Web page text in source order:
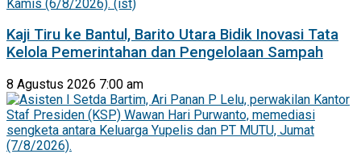
Kaji Tiru ke Bantul, Barito Utara Bidik Inovasi Tata
Kelola Pemerintahan dan Pengelolaan Sampah
8 Agustus 2026 7:00 am